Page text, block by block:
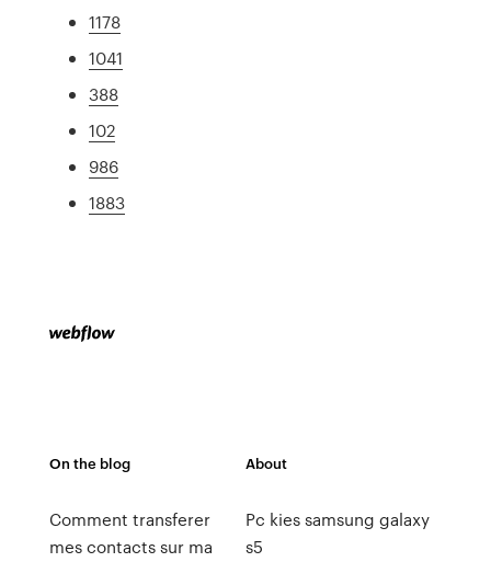
1178
1041
388
102
986
1883
On the blog
Comment transferer
mes contacts sur ma
About
Pc kies samsung galaxy
s5